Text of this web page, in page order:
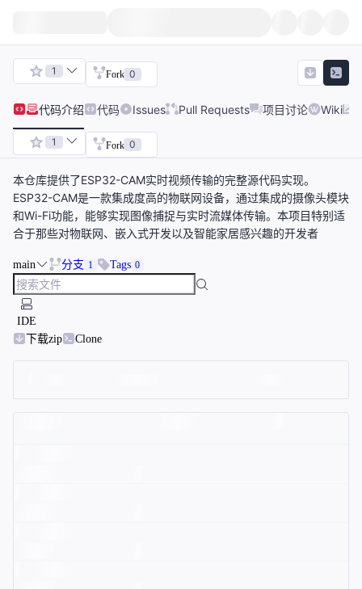
1 Fork 0
代码介绍 代码 Issues Pull Requests 项目讨论 Wiki
1 Fork 0
本仓库提供了ESP32-CAM实时视频传输的完整源代码实现。
ESP32-CAM是一款集成度高的物联网设备，通过集成的摄像头模块
和Wi-Fi功能，能够实现图像捕捉与实时流媒体传输。本项目特别适
合于那些对物联网、嵌入式开发以及智能家居感兴趣的开发者
main 分支 1 Tags 0
IDE
下载zip
Clone